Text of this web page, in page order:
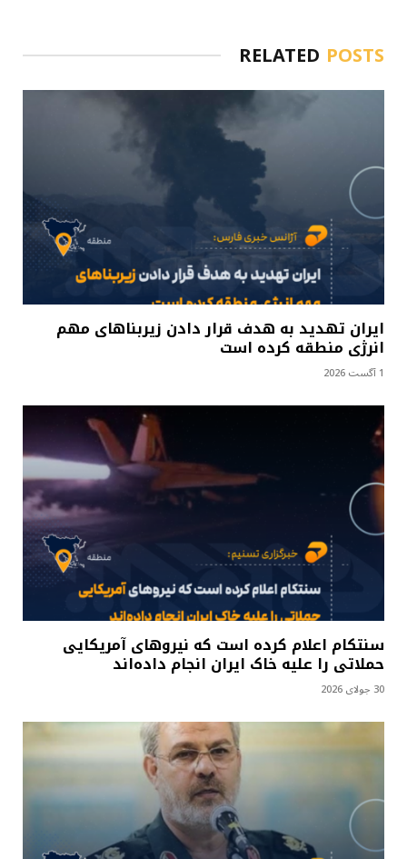
RELATED POSTS
ایران تهدید به هدف قرار دادن زیربناهای مهم
انرژی منطقه کرده است
1 آگست 2026
سنتکام اعلام کرده است که نیروهای آمریکایی
حملاتی را علیه خاک ایران انجام داده‌اند
30 جولای 2026